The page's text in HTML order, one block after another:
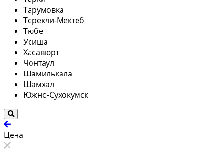
Тарумовка
Терекли-Мектеб
Тюбе
Усиша
Хасавюрт
Чонтаул
Шамилькала
Шамхал
Южно-Сухокумск
Цена